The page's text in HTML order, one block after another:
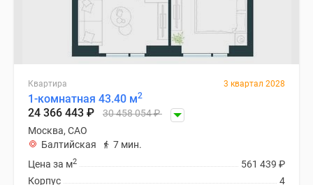
Квартира 3 квартал 2028
1-комнатная 43.40 м2
24 366 443 ₽ 30 458 054₽
Москва, САО
Балтийская
7 мин.
561 439 ₽
Цена за м2
4
Корпус